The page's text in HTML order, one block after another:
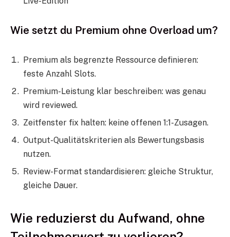
Wie setzt du Premium ohne Overload um?
Premium als begrenzte Ressource definieren:
feste Anzahl Slots.
Premium-Leistung klar beschreiben: was genau
wird reviewed.
Zeitfenster fix halten: keine offenen 1:1-Zusagen.
Output-Qualitätskriterien als Bewertungsbasis
nutzen.
Review-Format standardisieren: gleiche Struktur,
gleiche Dauer.
Wie reduzierst du Aufwand, ohne